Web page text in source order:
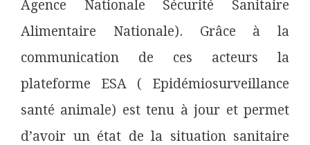
Agence Nationale Sécurité Sanitaire
Alimentaire Nationale). Grâce à la
communication de ces acteurs la
plateforme ESA ( Epidémiosurveillance
santé animale) est tenu à jour et permet
d’avoir un état de la situation sanitaire